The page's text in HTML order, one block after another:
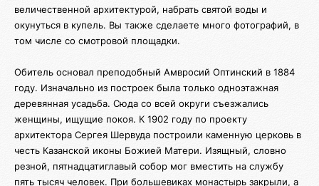
величественной архитектурой, набрать святой воды и
окунуться в купель. Вы также сделаете много фотографий, в
том числе со смотровой площадки.
Обитель основал преподобный Амвросий Оптинский в 1884
году. Изначально из построек была только одноэтажная
деревянная усадьба. Сюда со всей округи съезжались
женщины, ищущие покоя. К 1902 году по проекту
архитектора Сергея Шервуда построили каменную церковь в
честь Казанской иконы Божией Матери. Изящный, словно
резной, пятнадцатиглавый собор мог вместить на службу
пять тысяч человек. При большевиках монастырь закрыли, а